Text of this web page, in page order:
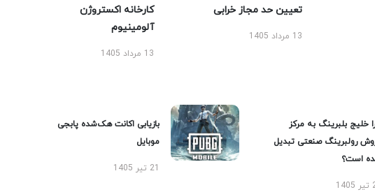
تعیین حد مجاز خرابی
13 مرداد 1405
کارخانه اکستروژن
آلومینیوم
13 مرداد 1405
خلیج بلبرینگ به مرکز
رولبرینگ صنعتی تبدیل
است؟
بازیابی اکانت هک‌شده پابجی
موبایل
21 تیر 1405